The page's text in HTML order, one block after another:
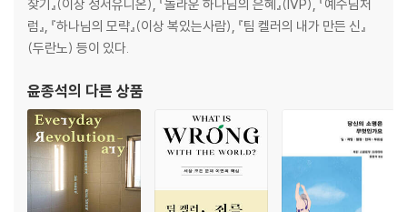
찾기』(이상 성서유니온), 『놀라운 하나님의 은혜』(IVP), 『예수님처
럼』, 『하나님의 모략』(이상 복있는사람), 『팀 켈러의 내가 만든 신』
(두란노) 등이 있다.
윤종석의 다른 상품